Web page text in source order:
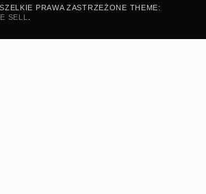
PRAWA ZASTRZEŻONE THEME:
SELL